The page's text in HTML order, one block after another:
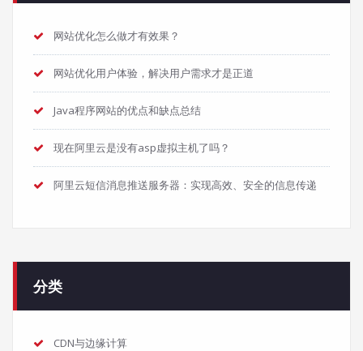
网站优化怎么做才有效果？
网站优化用户体验，解决用户需求才是正道
Java程序网站的优点和缺点总结
现在阿里云是没有asp虚拟主机了吗？
阿里云短信消息推送服务器：实现高效、安全的信息传递
分类
CDN与边缘计算